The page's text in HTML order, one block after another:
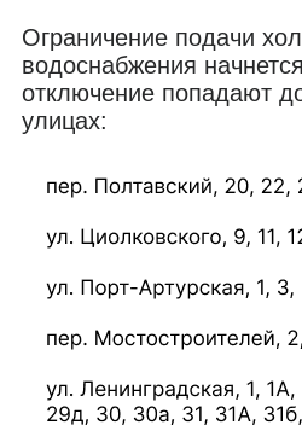
Ограничение подачи
водоснабжения
отключение попадают
улицах: